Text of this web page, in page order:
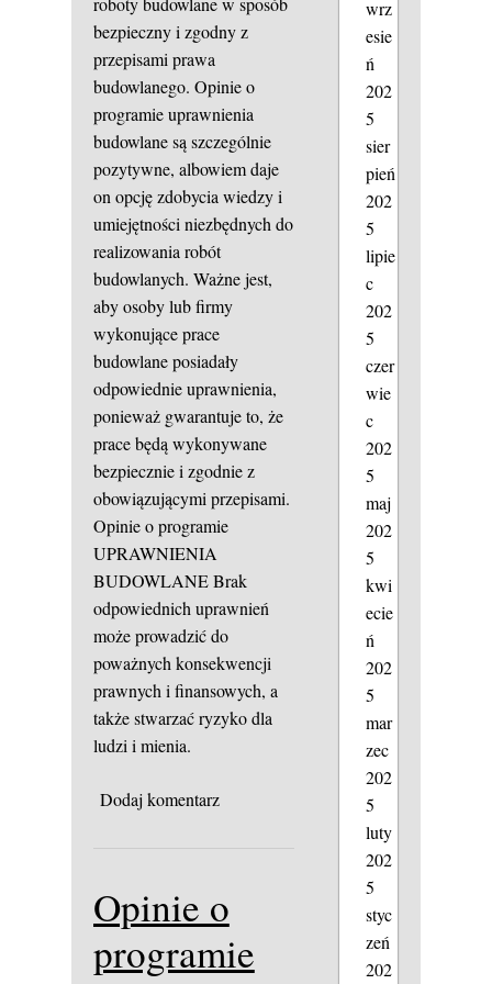
bezpieczny i zgodny z
przepisami prawa
budowlanego. Opinie o
programie uprawnienia
budowlane są szczególnie
pozytywne, albowiem daje
on opcję zdobycia wiedzy i
umiejętności niezbędnych do
realizowania robót
budowlanych. Ważne jest,
aby osoby lub firmy
wykonujące prace
budowlane posiadały
odpowiednie uprawnienia,
ponieważ gwarantuje to, że
prace będą wykonywane
bezpiecznie i zgodnie z
obowiązującymi przepisami.
Opinie o programie
UPRAWNIENIA
BUDOWLANEBrak
odpowiednich uprawnień
może prowadzić do
poważnych konsekwencji
prawnych i finansowych, a
także stwarzać ryzyko dla
ludzi i mienia.
Dodaj komentarz
Opinie o
programie
wrz
esie
ń
202
5
sier
pień
202
5
lipie
c
202
5
czer
wie
c
202
5
maj
202
5
kwi
ecie
ń
202
5
mar
zec
202
5
luty
202
5
styc
zeń
202